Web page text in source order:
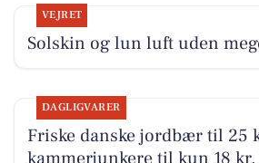
VEJRET
Solskin og lun luft uden
DAGLIGVARER
Friske danske jordbær til 25